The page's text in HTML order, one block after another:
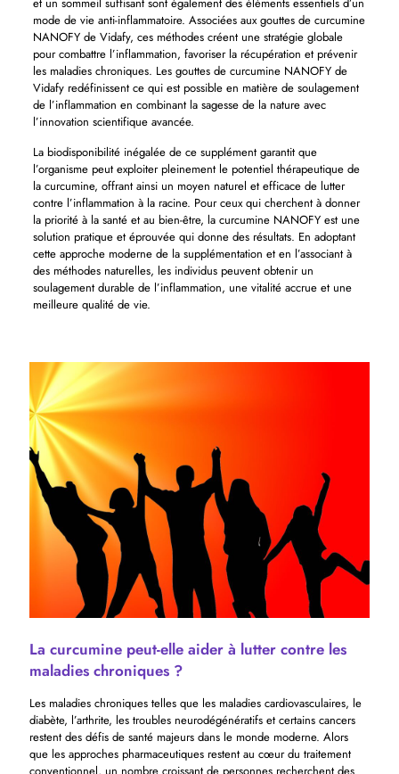
mode de vie anti-inflammatoire. Associées aux gouttes de curcumine
NANOFY de Vidafy, ces méthodes créent une stratégie globale
pour combattre l’inflammation, favoriser la récupération et prévenir
les maladies chroniques. Les gouttes de curcumine NANOFY de
Vidafy redéfinissent ce qui est possible en matière de soulagement
de l’inflammation en combinant la sagesse de la nature avec
l’innovation scientifique avancée.
La biodisponibilité inégalée de ce supplément garantit que
l’organisme peut exploiter pleinement le potentiel thérapeutique de
la curcumine, offrant ainsi un moyen naturel et efficace de lutter
contre l’inflammation à la racine. Pour ceux qui cherchent à donner
la priorité à la santé et au bien-être, la curcumine NANOFY est une
solution pratique et éprouvée qui donne des résultats. En adoptant
cette approche moderne de la supplémentation et en l’associant à
des méthodes naturelles, les individus peuvent obtenir un
soulagement durable de l’inflammation, une vitalité accrue et une
meilleure qualité de vie.
La curcumine peut-elle aider à lutter contre les
maladies chroniques ?
Les maladies chroniques telles que les maladies cardiovasculaires, le
diabète, l’arthrite, les troubles neurodégénératifs et certains cancers
restent des défis de santé majeurs dans le monde moderne. Alors
que les approches pharmaceutiques restent au cœur du traitement